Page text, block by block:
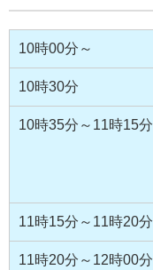
10時00分～
10時30分
10時35分～11時15分
11時15分～11時20分
11時20分～12時00分